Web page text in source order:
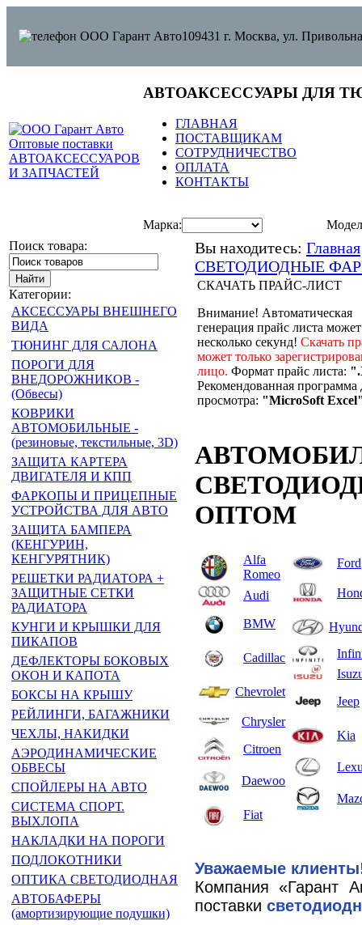
109431 г. Москва, ул.
АВТОАКСЕССУАРЫ ДЛЯ
ГЛАВНАЯ
ПОСТАВЩИКАМ
СОТРУДНИЧЕСТВО
ОПЛАТА
КОНТАКТЫ
Марка:
Поиск товара:
Категории:
АКСЕССУАРЫ ВНЕШНЕГО
ВИДА
ТЮНИНГ ДЛЯ САЛОНА
ПОРОГИ ДЛЯ
ВНЕДОРОЖНИКОВ -
(Обвесы)
КОВРИКИ
АВТОМОБИЛЬНЫЕ -
(резиновые, текстильные, 3D)
ЗАЩИТА КАРТЕРА
ДВИГАТЕЛЯ И КПП
ФАРКОПЫ И ПРИЦЕПНЫЕ
УСТРОЙСТВА ДЛЯ АВТО
ЗАЩИТА БАМПЕРА
(КЕНГУРИН,
КЕНГУРЯТНИК)
РЕШЕТКИ РАДИАТОРА +
ЗАЩИТНЫЕ СЕТКИ
РАДИАТОРА
КУНГИ И КРЫШКИ ДЛЯ
ПИКАПОВ
ДЕФЛЕКТОРЫ БОКОВЫХ
ОКОН И КАПОТА
БОКСЫ НА КРЫШУ
РЕЙЛИНГИ, БАГАЖНИКИ
ЧЕХЛЫ, НАКИДКИ
АЭРОДИНАМИЧЕСКИЕ
ОБВЕСЫ
СПОЙЛЕРЫ НА АВТО
СИСТЕМА СПОРТ.
ВЫХЛОПА
НАКЛАДКИ НА ПОРОГИ
ПОДЛОКОТНИКИ
ОПТИКА СВЕТОДИОДНАЯ
АВТОБАФЕРЫ
(амортизирующие подушки)
Вы находитесь: Главная
СВЕТОДИОДНЫЕ
СКАЧАТЬ ПРАЙС-ЛИСТ
Внимание! Автоматическая
генерация прайс листа может
несколько секунд! Скачать
может только
лицо. Формат прайс листа:
Рекомендованная программа
просмотра: "MicroSoft
ОПТОМ
Alfa
Romeo
Audi
BMW
Cadillac
Chevrolet
Chrysler
Citroen
Daewoo
Fiat
Ford
Jeep
Kia
Уважаемые
Компания «Гарант
поставки